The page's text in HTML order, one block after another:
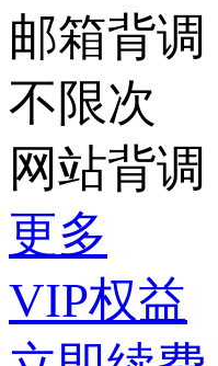
邮箱背调
不限次
网站背调
更多
VIP权益